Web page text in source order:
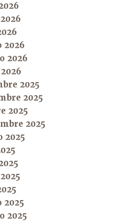
2026
2026
2025
2025
2025
2025
2025
2025
2025